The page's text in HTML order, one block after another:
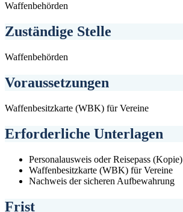
Waffenbehörden
Zuständige Stelle
Waffenbehörden
Voraussetzungen
Waffenbesitzkarte (WBK) für Vereine
Erforderliche Unterlagen
Personalausweis oder Reisepass (Kopie)
Waffenbesitzkarte (WBK) für Vereine
Nachweis der sicheren Aufbewahrung
Frist